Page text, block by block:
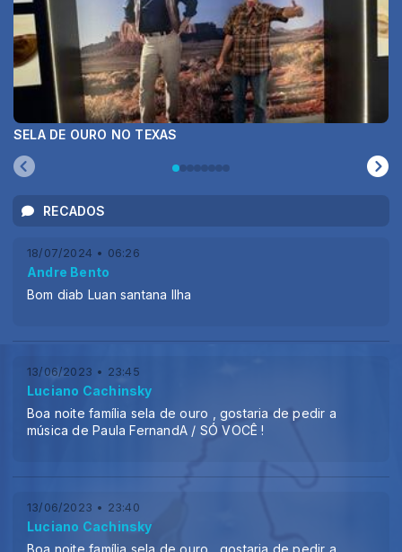
SELA DE OURO NO TEXAS
RECADOS
Andre Bento
18/07/2024 • 06:26
Bom diab Luan santana Ilha
Luciano Cachinsky
13/06/2023 • 23:45
Boa noite família sela de ouro , gostaria de pedir a
música de Paula FernandA / SÓ VOCÊ !
Luciano Cachinsky
13/06/2023 • 23:40